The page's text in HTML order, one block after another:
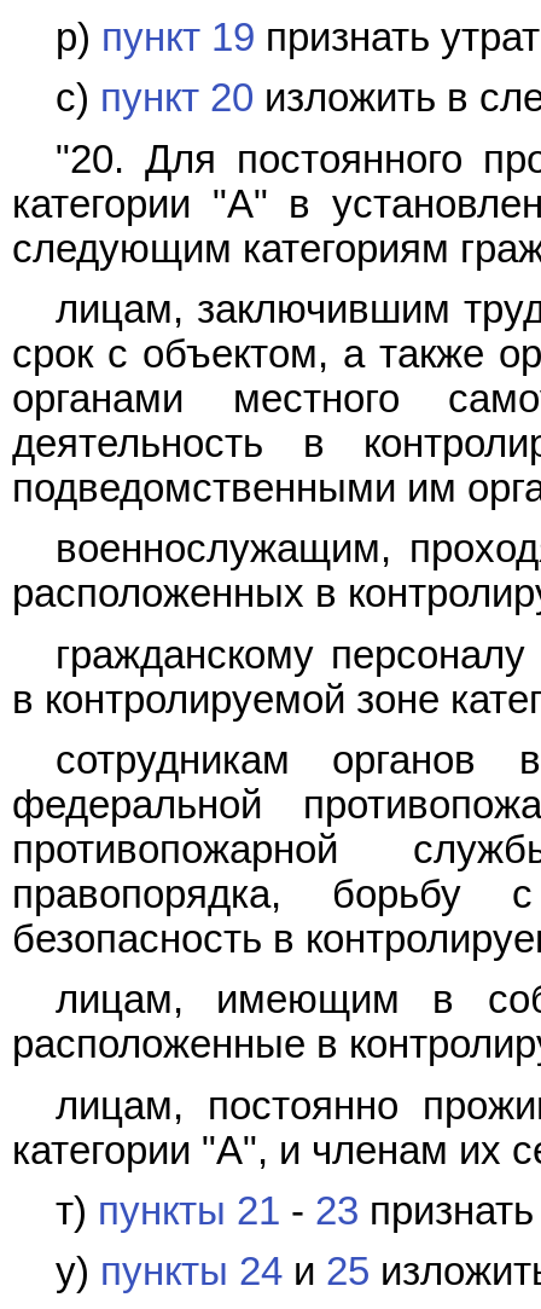
р) пункт 19 признать
с) пункт 20 изложить в
"20. Для постоянного
категории "А" в
следующим категориям
лицам, заключившим
срок с объектом, а также
органами местного
деятельность в
подведомственными им
военнослужащим,
расположенных в
гражданскому
в контролируемой зоне
сотрудникам органов
федеральной
противопожарной
правопорядка, борьбу
безопасность в
лицам, имеющим в
расположенные в
лицам, постоянно
категории "А", и членам их
т) пункты 21 - 23
у) пункты 24 и 25